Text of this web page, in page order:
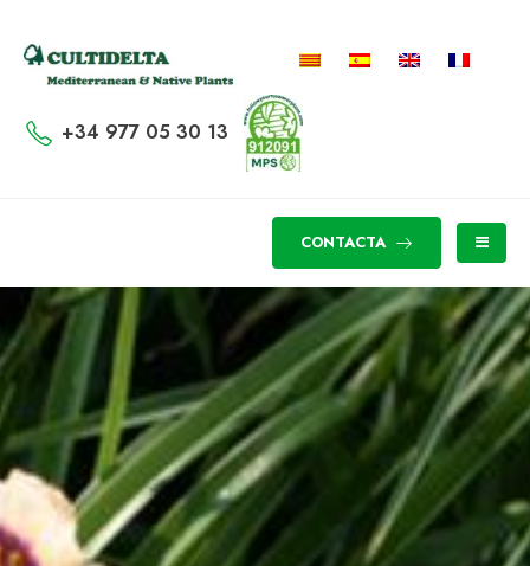
+34 977 05 30 13
CONTACTA